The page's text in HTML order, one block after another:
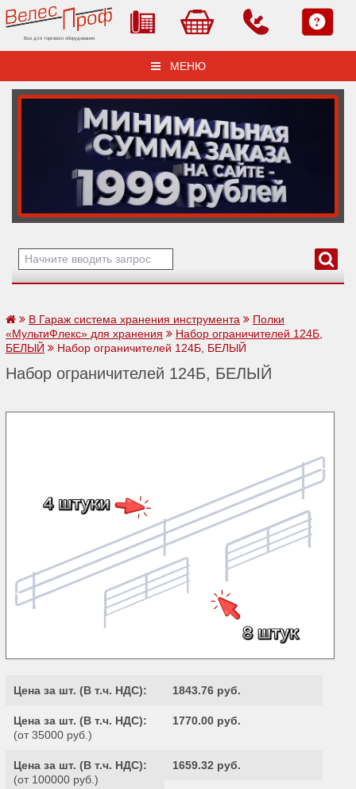
Все для торгового оборудования
МЕНЮ
В Гараж система хранения инструмента
Полки
«МультиФлекс» для хранения
Набор ограничителей 124Б,
БЕЛЫЙ
Набор ограничителей 124Б, БЕЛЫЙ
Набор ограничителей 124Б, БЕЛЫЙ
Цена за шт. (В т.ч. НДС): 1843.76 руб.
Цена за шт. (В т.ч. НДС):
(от 35000 руб.)
1770.00 руб.
Цена за шт. (В т.ч. НДС):
(от 100000 руб.)
1659.32 руб.